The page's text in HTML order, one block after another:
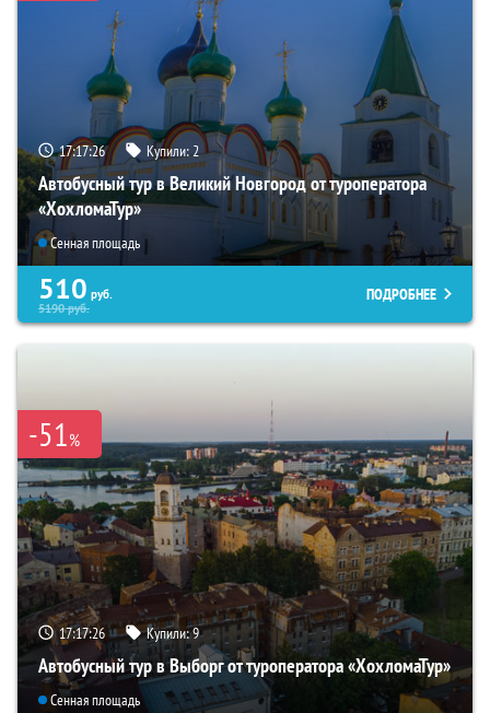
17:17:25 Купили:2
Автобусный тур в Великий Новгород от туроператора
«ХохломаТур»
Сенная площадь
510 руб.
5190руб.
ПОДРОБНЕЕ
-51%
17:17:25 Купили:9
Автобусный тур в Выборг от туроператора «ХохломаТур»
Сенная площадь